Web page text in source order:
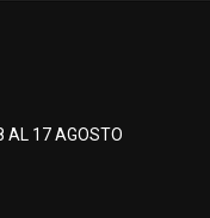
AL 17 AGOSTO